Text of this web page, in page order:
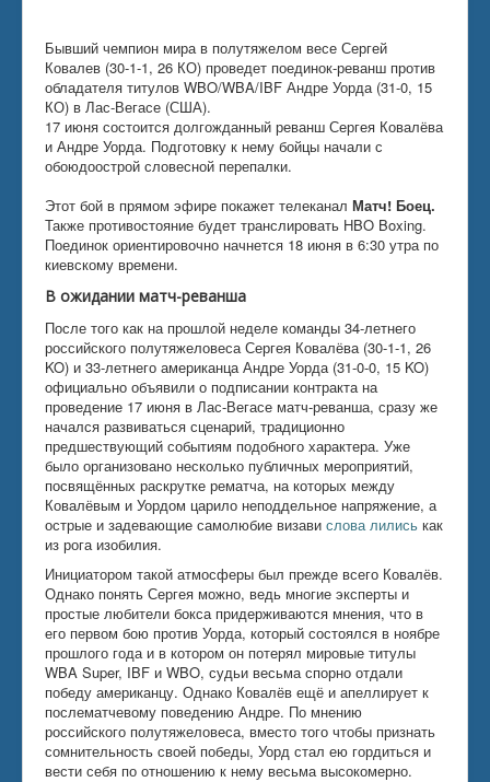
Бывший чемпион мира в полутяжелом весе Сергей
Ковалев (30-1-1, 26 КО) проведет поединок-реванш против
обладателя титулов WBO/WBA/IBF Андре Уорда (31-0, 15
КО) в Лас-Вегасе (США).
17 июня состоится долгожданный реванш Сергея Ковалёва
и Андре Уорда. Подготовку к нему бойцы начали с
обоюдоострой словесной перепалки.
Этот бой в прямом эфире покажет телеканал Матч! Боец.
Также противостояние будет транслировать HBO Boxing.
Поединок ориентировочно начнется 18 июня в 6:30 утра по
киевскому времени.
В ожидании матч-реванша
После того как на прошлой неделе команды 34-летнего
российского полутяжеловеса Сергея Ковалёва (30-1-1, 26
KO) и 33-летнего американца Андре Уорда (31-0-0, 15 KO)
официально объявили о подписании контракта на
проведение 17 июня в Лас-Вегасе матч-реванша, сразу же
начался развиваться сценарий, традиционно
предшествующий событиям подобного характера. Уже
было организовано несколько публичных мероприятий,
посвящённых раскрутке рематча, на которых между
Ковалёвым и Уордом царило неподдельное напряжение, а
острые и задевающие самолюбие визави слова лились как
из рога изобилия.
Инициатором такой атмосферы был прежде всего Ковалёв.
Однако понять Сергея можно, ведь многие эксперты и
простые любители бокса придерживаются мнения, что в
его первом бою против Уорда, который состоялся в ноябре
прошлого года и в котором он потерял мировые титулы
WBA Super, IBF и WBO, судьи весьма спорно отдали
победу американцу. Однако Ковалёв ещё и апеллирует к
послематчевому поведению Андре. По мнению
российского полутяжеловеса, вместо того чтобы признать
сомнительность своей победы, Уорд стал ею гордиться и
вести себя по отношению к нему весьма высокомерно.